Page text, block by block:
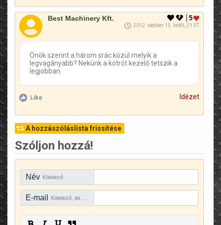
5
Best Machinery Kft.
2012. október 15. hétfő, 21:37
Önök szerint a három srác közül melyik a
legvagányabb? Nekünk a kotrót kezelő tetszik a
legjobban.
Like Idézet
A hozzászóláslista frissítése
Szóljon hozzá!
Név Kötelező
E-mail